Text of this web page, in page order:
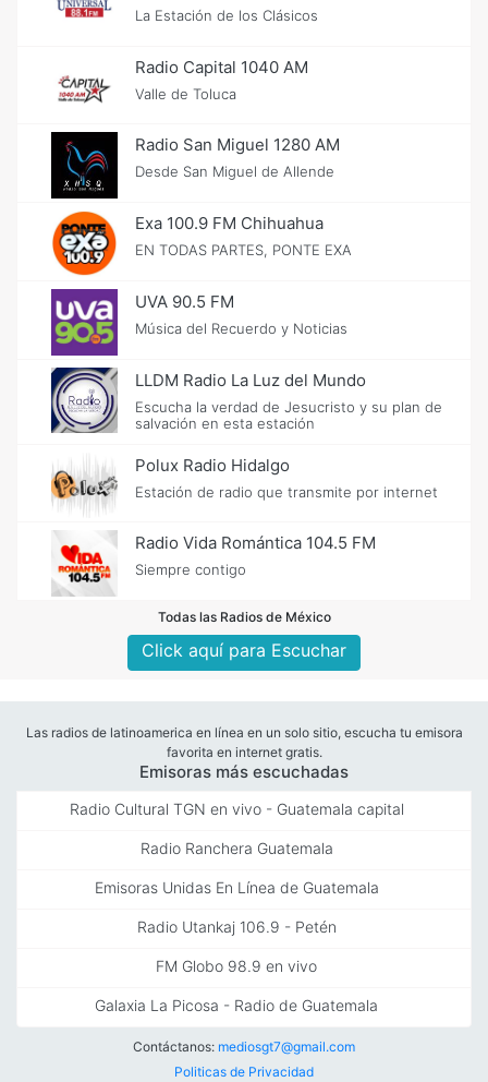
La Estación de los Clásicos
Radio Capital 1040 AM
Valle de Toluca
Radio San Miguel 1280 AM
Desde San Miguel de Allende
Exa 100.9 FM Chihuahua
EN TODAS PARTES, PONTE EXA
UVA 90.5 FM
Música del Recuerdo y Noticias
LLDM Radio La Luz del Mundo
Escucha la verdad de Jesucristo y su plan de
salvación en esta estación
Polux Radio Hidalgo
Estación de radio que transmite por internet
Radio Vida Romántica 104.5 FM
Siempre contigo
Todas las Radios de México
Click aquí para Escuchar
Las radios de latinoamerica en línea en un solo sitio, escucha tu emisora
favorita en internet gratis.
Emisoras más escuchadas
Radio Cultural TGN en vivo - Guatemala capital
Radio Ranchera Guatemala
Emisoras Unidas En Línea de Guatemala
Radio Utankaj 106.9 - Petén
FM Globo 98.9 en vivo
Galaxia La Picosa - Radio de Guatemala
Contáctanos: mediosgt7@gmail.com
Politicas de Privacidad